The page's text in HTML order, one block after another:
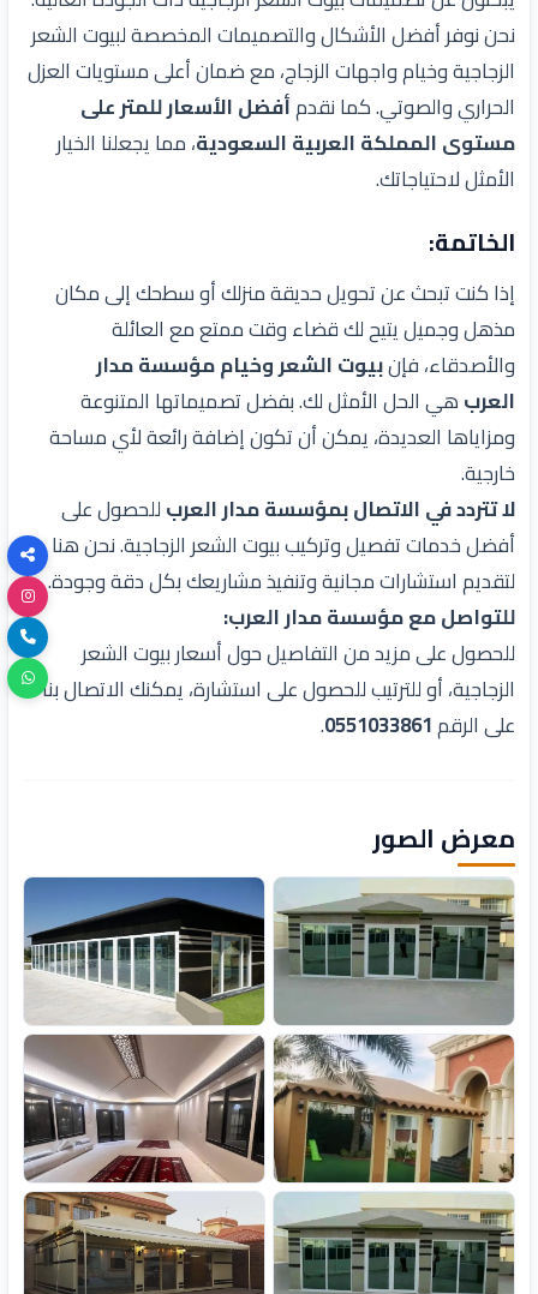
نحن نوفر أفضل الأشكال والتصميمات المخصصة لبيوت الشعر
الزجاجية وخيام واجهات الزجاج، مع ضمان أعلى مستويات العزل
الحراري والصوتي. كما نقدمأفضل الأسعار للمتر على
مستوى المملكة العربية السعودية، مما يجعلنا الخيار
الأمثل لاحتياجاتك.
الخاتمة:
إذا كنت تبحث عن تحويل حديقة منزلك أو سطحك إلى مكان
مذهل وجميل يتيح لك قضاء وقت ممتع مع العائلة
والأصدقاء، فإنبيوت الشعر وخياممؤسسة مدار
العربهي الحل الأمثل لك. بفضل تصميماتها المتنوعة
ومزاياها العديدة، يمكن أن تكون إضافة رائعة لأي مساحة
خارجية.
لا تتردد في الاتصال بمؤسسة مدار العربللحصول على
أفضل خدمات تفصيل وتركيب بيوت الشعر الزجاجية. نحن هنا
لتقديم استشارات مجانية وتنفيذ مشاريعك بكل دقة وجودة.
للتواصل مع مؤسسة مدار العرب:
للحصول على مزيد من التفاصيل حول أسعار بيوت الشعر
الزجاجية، أو للترتيب للحصول على استشارة، يمكنك الاتصال بنا
على الرقم0551033861
.
معرض الصور